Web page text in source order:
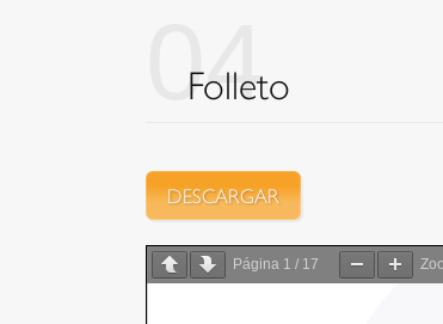
04
Folleto
DESCARGAR
Página 1 / 17